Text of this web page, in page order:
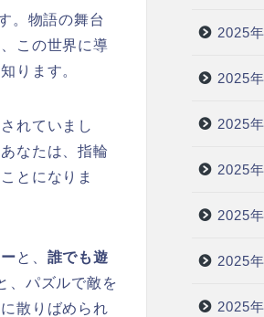
。物語の舞台
この世界に導
ります。
れていまし
なたは、指輪
とになりま
と、 誰でも遊
、パズルで敵を
散りばめられ
2025
2025
2025
2025
2025
2025
2025